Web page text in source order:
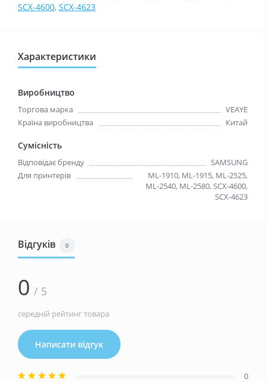
SCX-4600, SCX-4623
Характеристики
Виробництво
Торгова марка
VEAYE
Країна виробництва
Китай
Сумісність
Відповідає бренду
SAMSUNG
Для принтерів
ML-1910, ML-1915, ML-2525,
ML-2540, ML-2580, SCX-4600,
SCX-4623
Відгуків 0
0 / 5
середній рейтинг товара
Написати відгук
0